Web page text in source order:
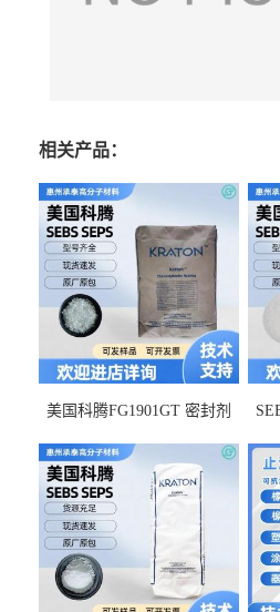
相关产品：
美国科腾FG1901GT 密封剂
佳 透明级